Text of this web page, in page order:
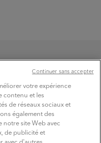
TROUVER
les produits
votre expérience
contenu et les
de réseaux sociaux et
également des
notre site Web avec
de publicité et
Continuer sans accepter